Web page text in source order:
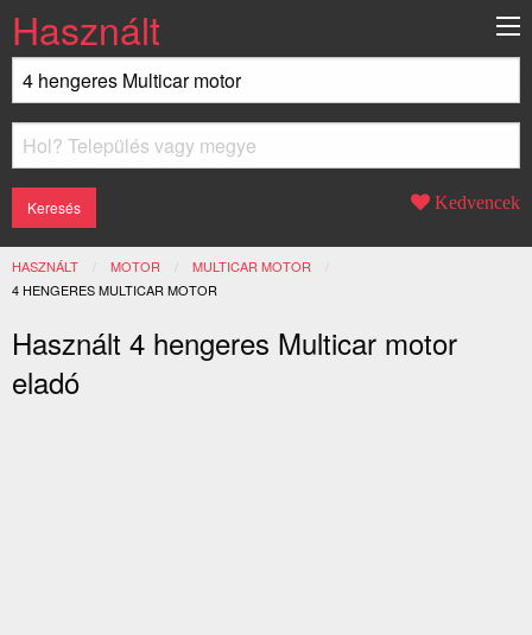
Használt
Kedvencek
HASZNÁLT MOTOR
MULTICAR MOTOR
JELENLEGI:
4 HENGERES MULTICAR MOTOR
Használt 4 hengeres Multicar motor
eladó